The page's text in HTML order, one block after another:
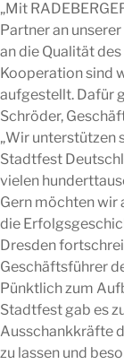
„Mit
Partner an
an die Qualität
Kooperation sind
aufgestellt. Dafür
Schröder,
„Wir unterstützen
Stadtfest
vielen
Gern möchten wir
die
Dresden
Geschäftsführer
Pünktlich zum
Stadtfest gab es
Ausschankkräfte
zu lassen und